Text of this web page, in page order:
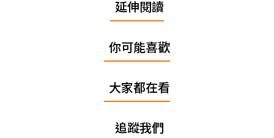
延伸閱讀
你可能喜歡
大家都在看
追蹤我們